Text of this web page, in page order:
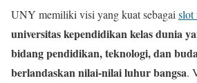
UNY memiliki visi yang kuat sebagai slot
universitas kependidikan kelas dunia
bidang pendidikan, teknologi, dan
berlandaskan nilai-nilai luhur bangsa.